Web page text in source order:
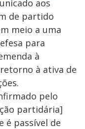
aos
de partido
meio a uma
para
à
à ativa de
pelo
partidária]
é passível de